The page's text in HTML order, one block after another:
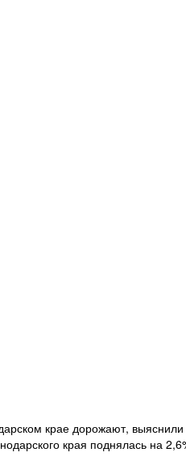
крае дорожают, выяснили
края поднялась на